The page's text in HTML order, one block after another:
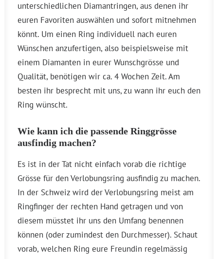
unterschiedlichen Diamantringen, aus denen ihr
euren Favoriten auswählen und sofort mitnehmen
könnt. Um einen Ring individuell nach euren
Wünschen anzufertigen, also beispielsweise mit
einem Diamanten in eurer Wunschgrösse und
Qualität, benötigen wir ca. 4 Wochen Zeit. Am
besten ihr besprecht mit uns, zu wann ihr euch den
Ring wünscht.
Wie kann ich die passende Ringgrösse
ausfindig machen?
Es ist in der Tat nicht einfach vorab die richtige
Grösse für den Verlobungsring ausfindig zu machen.
In der Schweiz wird der Verlobungsring meist am
Ringfinger der rechten Hand getragen und von
diesem müsstet ihr uns den Umfang benennen
können (oder zumindest den Durchmesser). Schaut
vorab, welchen Ring eure Freundin regelmässig